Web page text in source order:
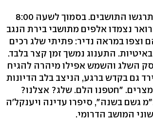
גם בבאר שבע התרגשו התושבים. בסמוך לשעה 8:00
ב-10 בפברואר נצמדו אלפים מתושבי בירת הנגב
וצפו במראה נדיר: פתיתי שלג רכים
התענוג נמשך זמן קצר בלבד.
פסק השלג והשמש אפילו מיהרה להגיח
גם בקדש ברגע, הניצב בלב הדיונות
"חטפנו הלם. שלג? אצלנו?
יורדים 50 מ"מ גשם בשנה", סיפרו עדינה ויענקל'ה
המושב הדרומי.